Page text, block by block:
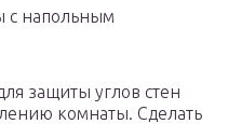
с напольным
защиты углов стен
комнаты. Сделать